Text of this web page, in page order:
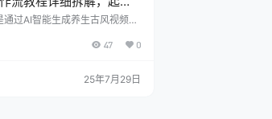
隔天见收益
过AI智能生成养生古风视频，
因为人人注重健康的原因，养
单，几乎当天或者隔天就能见
目介绍及准备 项目实操 项目变
47 0
25年7月29日